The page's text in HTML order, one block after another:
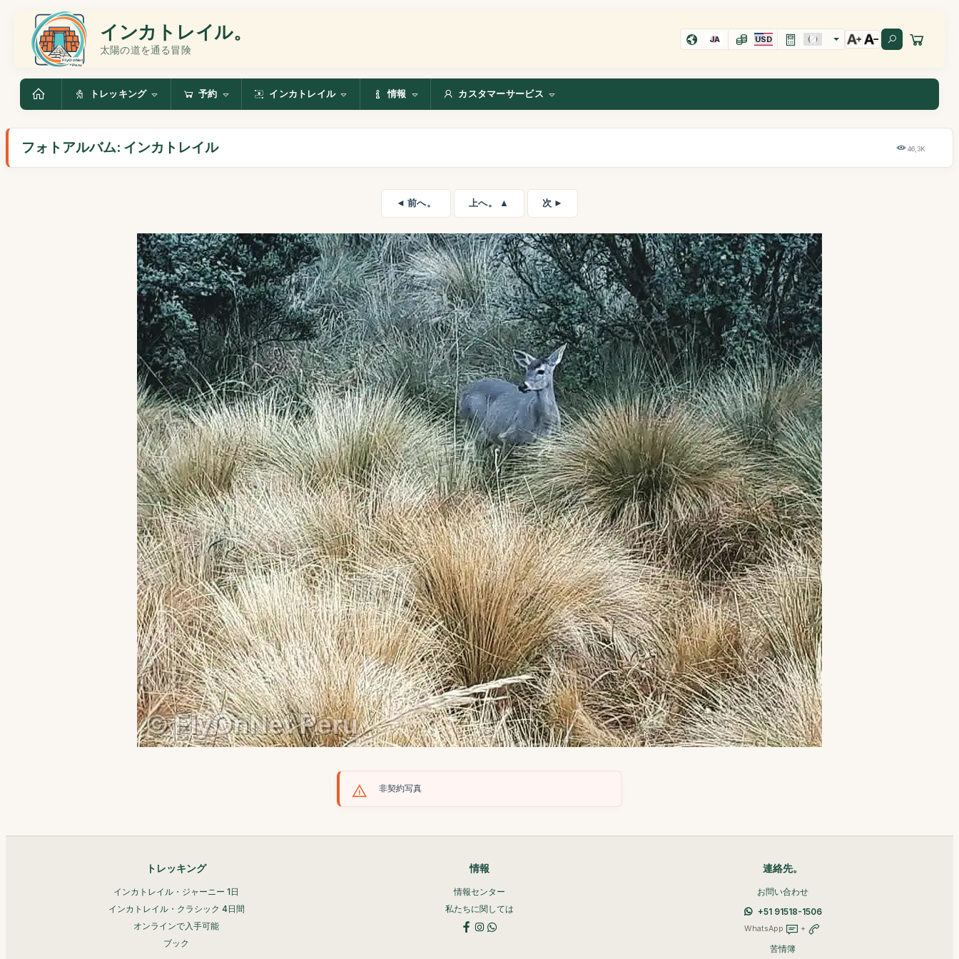
インカトレイル。
太陽の道を通る冒険
JA USD
トレッキング 予約 インカトレイル 情報 カスタマーサービス
フォトアルバム: インカトレイル 46,3K
◄ 前へ。 上へ。 ▲ 次 ►
非契約写真
トレッキング
インカトレイル・ジャーニー 1日
インカトレイル・クラシック 4日間
オンラインで入手可能
ブック
情報
情報センター
私たちに関しては
連絡先。
お問い合わせ
+51 91518-1506
WhatsApp +
苦情簿